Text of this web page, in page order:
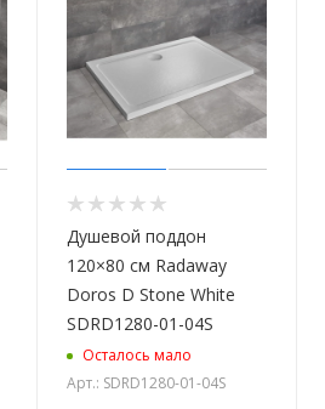
Душевой поддон
120×80 см Radaway
Doros D Stone White
SDRD1280-01-04S
Осталось мало
Арт.: SDRD1280-01-04S